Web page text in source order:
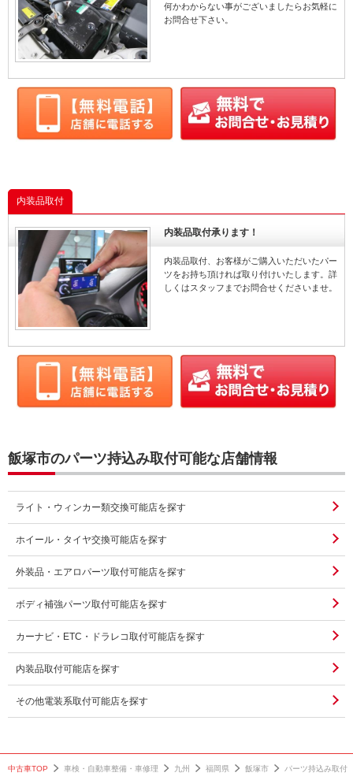
何かわからない事がございましたらお気軽に
お問合せ下さい。
内装品取付
内装品取付承ります！
内装品取付、お客様がご購入いただいたパー
ツをお持ち頂ければ取り付けいたします。詳
しくはスタッフまでお問合せくださいませ。
飯塚市のパーツ持込み取付可能な店舗情報
ライト・ウィンカー類交換可能店を探す
ホイール・タイヤ交換可能店を探す
外装品・エアロパーツ取付可能店を探す
ボディ補強パーツ取付可能店を探す
カーナビ・ETC・ドラレコ取付可能店を探す
内装品取付可能店を探す
その他電装系取付可能店を探す
中古車TOP 車検・自動車整備・車修理 九州 福岡県 飯塚市 パーツ持込み取付